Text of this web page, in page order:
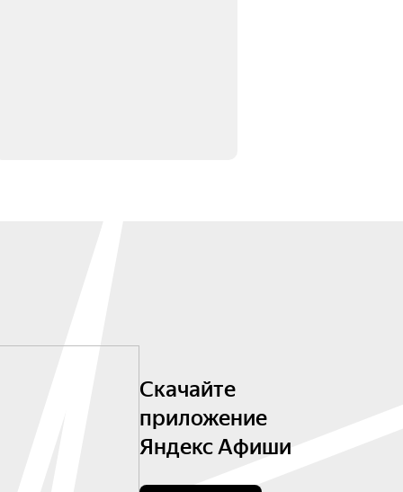
Скачайте
приложение
Яндекс Афиши